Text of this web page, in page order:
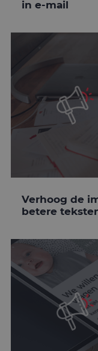
in e-mail
Verhoog de
betere